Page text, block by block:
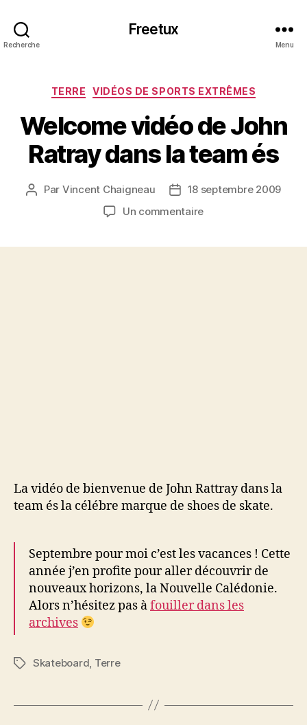
Recherche
Freetux
Menu
Catégories
TERRE VIDÉOS DE SPORTS EXTRÊMES
Welcome vidéo de John
Ratray dans la team és
Auteur
Par Vincent Chaigneau
Date18 septembre 2009
Un commentairesur
La vidéo de bienvenue de John Rattray dans la
team és la célébre marque de shoes de skate.
Septembre pour moi c’est les vacances ! Cette
année j’en profite pour aller découvrir de
nouveaux horizons, la Nouvelle Calédonie.
Alors n’hésitez pas àfouiller dans les
archives
Étiquettes
Skateboard Terre